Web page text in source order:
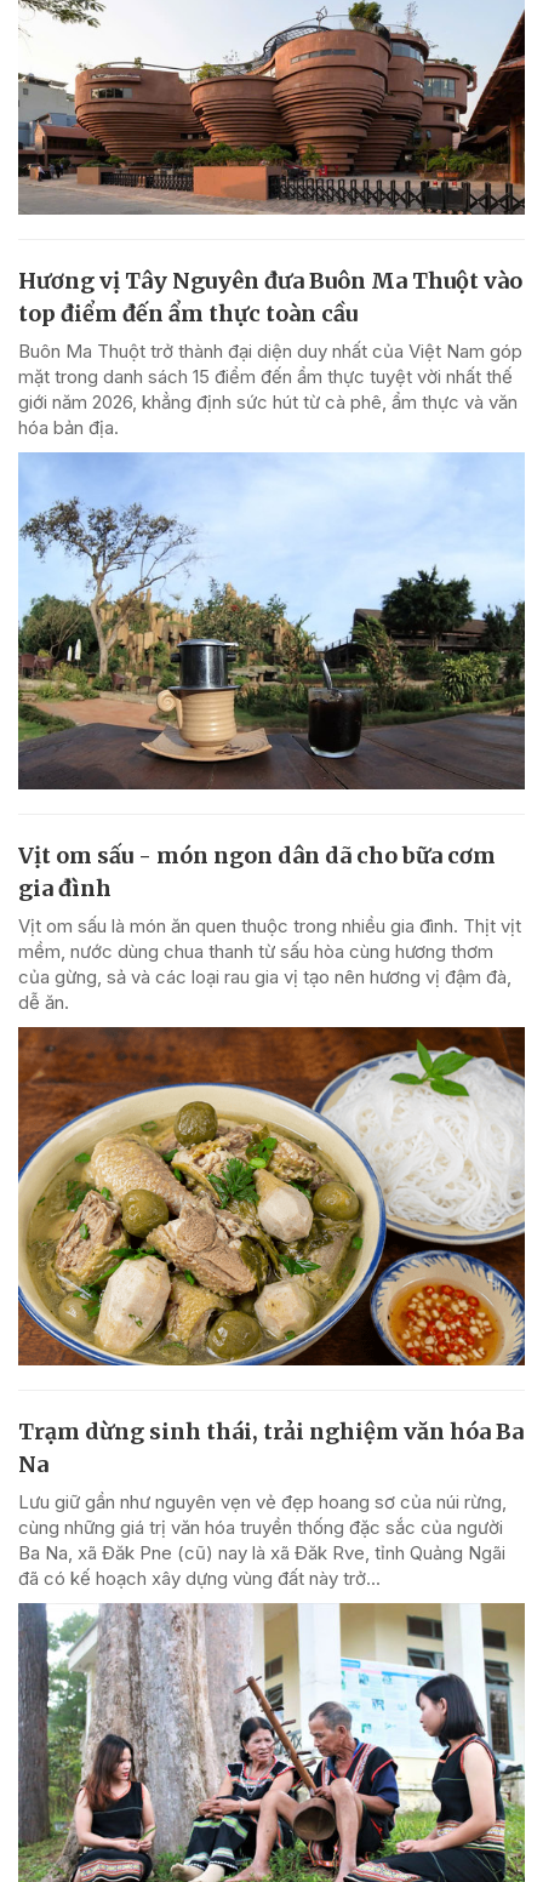
Hương vị Tây Nguyên đưa Buôn Ma Thuột vào
top điểm đến ẩm thực toàn cầu
Buôn Ma Thuột trở thành đại diện duy nhất của Việt Nam góp
mặt trong danh sách 15 điểm đến ẩm thực tuyệt vời nhất thế
giới năm 2026, khẳng định sức hút từ cà phê, ẩm thực và văn
hóa bản địa.
Vịt om sấu - món ngon dân dã cho bữa cơm
gia đình
Vịt om sấu là món ăn quen thuộc trong nhiều gia đình. Thịt vịt
mềm, nước dùng chua thanh từ sấu hòa cùng hương thơm
của gừng, sả và các loại rau gia vị tạo nên hương vị đậm đà,
dễ ăn.
Trạm dừng sinh thái, trải nghiệm văn hóa Ba
Na
Lưu giữ gần như nguyên vẹn vẻ đẹp hoang sơ của núi rừng,
cùng những giá trị văn hóa truyền thống đặc sắc của người
Ba Na, xã Đăk Pne (cũ) nay là xã Đăk Rve, tỉnh Quảng Ngãi
đã có kế hoạch xây dựng vùng đất này trở...